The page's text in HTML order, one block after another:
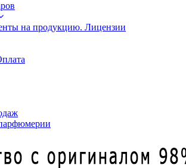
на продукцию. Лицензии